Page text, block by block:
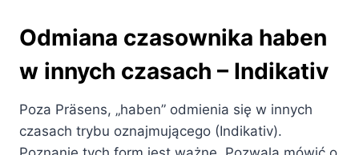
Odmiana czasownika haben
w innych czasach – Indikativ
Poza Präsens, „haben” odmienia się w innych
czasach trybu oznajmującego (Indikativ).